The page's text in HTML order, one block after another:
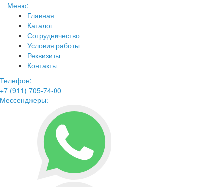
Меню:
Главная
Каталог
Сотрудничество
Условия работы
Реквизиты
Контакты
Телефон:
+7 (911) 705-74-00
Мессенджеры: